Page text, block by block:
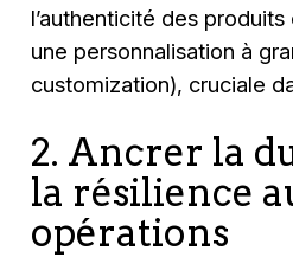
l’authenticité des
une personnalisation à
customization), cruciale
2. Ancrer la
la résilience
opérations